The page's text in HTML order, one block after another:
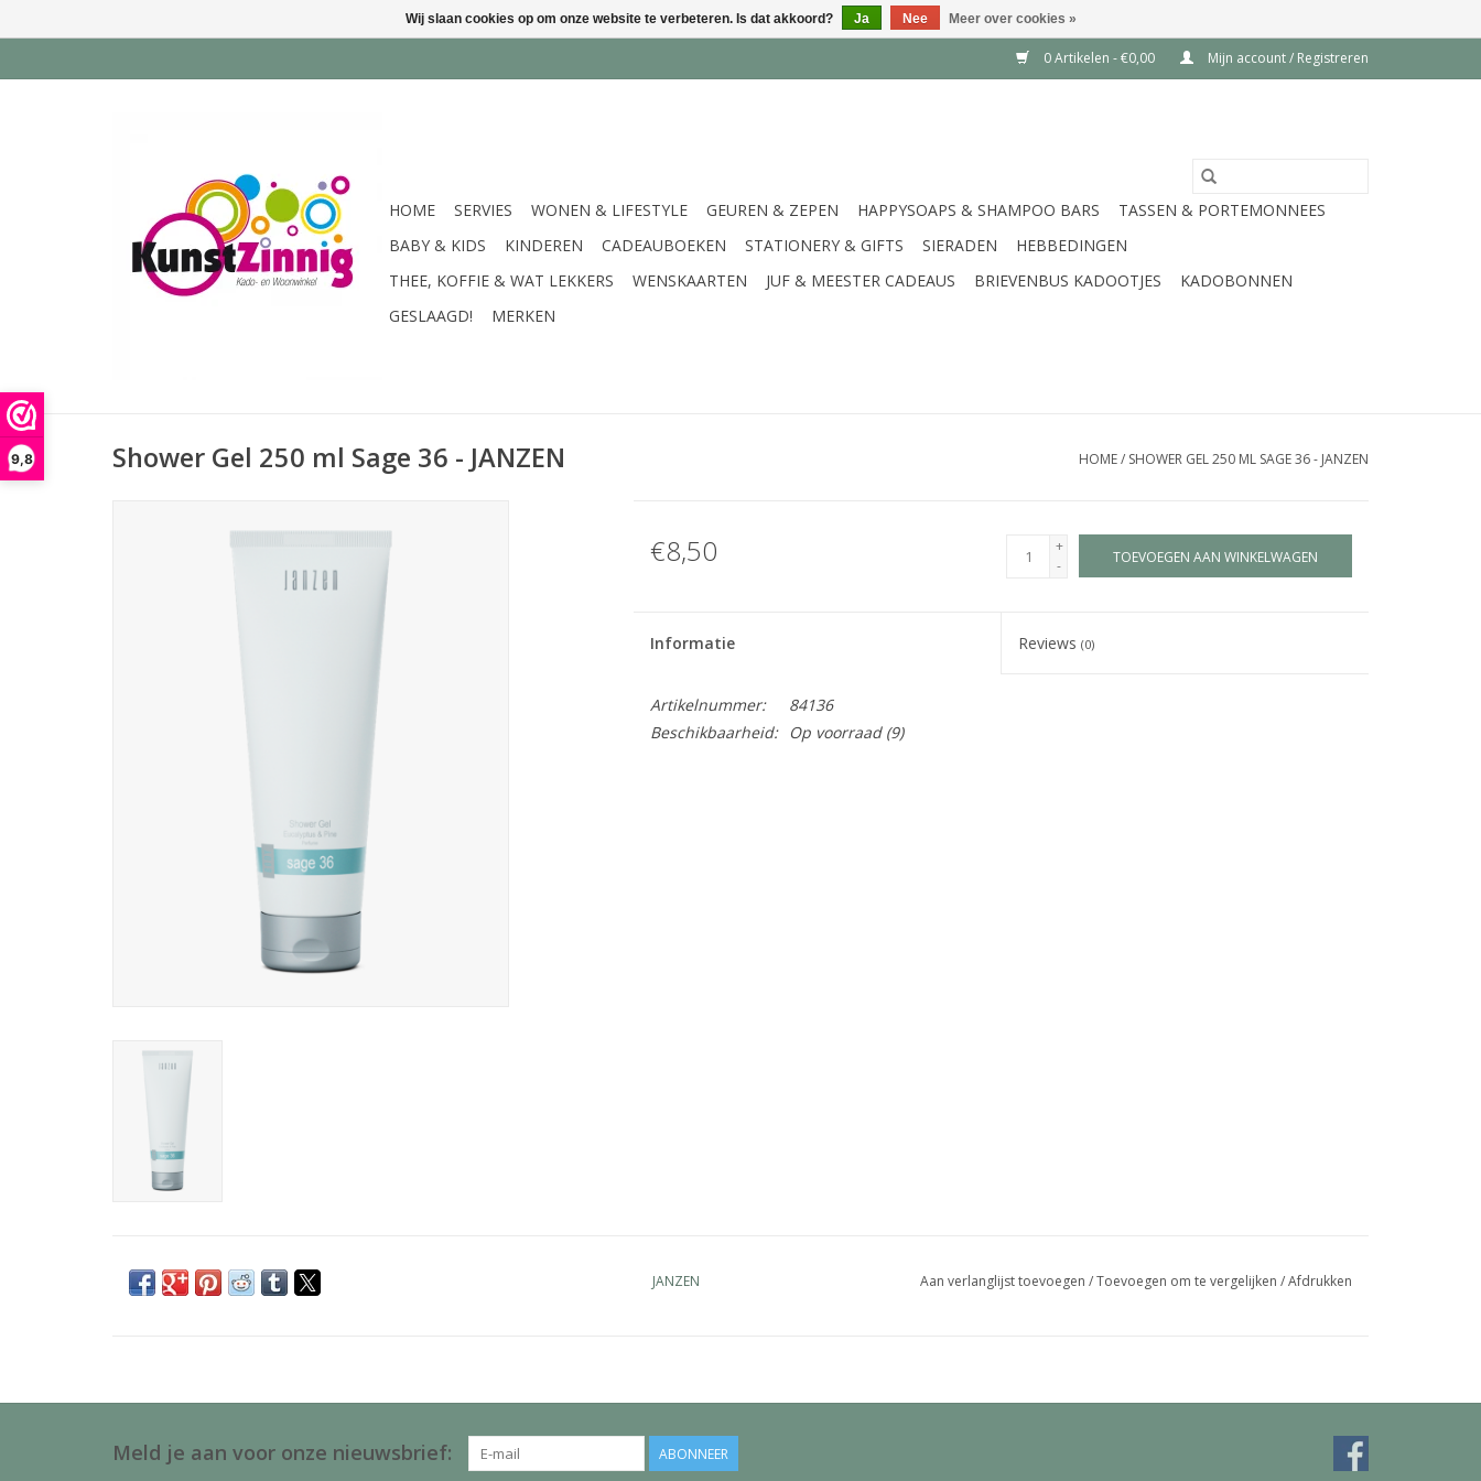
9,8
0 Artikelen - €0,00 Mijn account / Registreren
HOME SERVIES WONEN & LIFESTYLE GEUREN & ZEPEN HAPPYSOAPS & SHAMPOO BARS
TASSEN & PORTEMONNEES
BABY & KIDS
KINDEREN CADEAUBOEKEN STATIONERY & GIFTS SIERADEN
HEBBEDINGEN
THEE, KOFFIE & WAT LEKKERS
WENSKAARTEN JUF & MEESTER CADEAUS BRIEVENBUS KADOOTJES
KADOBONNEN
GESLAAGD!
MERKEN
Shower Gel 250 ml Sage 36 - JANZEN HOME/ SHOWER GEL 250 ML SAGE 36 - JANZEN
€8,50
+
-
TOEVOEGEN AAN WINKELWAGEN
Informatie Reviews(0)
Artikelnummer:
84136
Beschikbaarheid:
Op voorraad(9)
JANZEN Aan verlanglijst toevoegen /Toevoegen om te vergelijken /Afdrukken
Meld je aan voor onze nieuwsbrief: ABONNEER
Wij slaan cookies op om onze website te verbeteren. Is dat akkoord? Ja Nee Meer over cookies »